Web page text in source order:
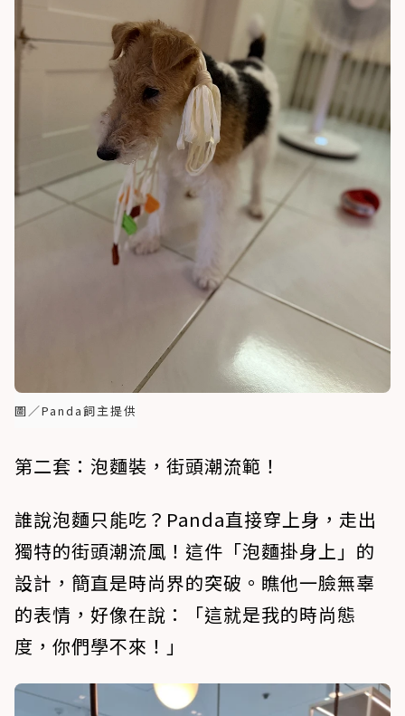
圖／Panda飼主提供
第二套：泡麵裝，街頭潮流範！
誰說泡麵只能吃？Panda直接穿上身，走出
獨特的街頭潮流風！這件「泡麵掛身上」的
設計，簡直是時尚界的突破。瞧他一臉無辜
的表情，好像在說：「這就是我的時尚態
度，你們學不來！」